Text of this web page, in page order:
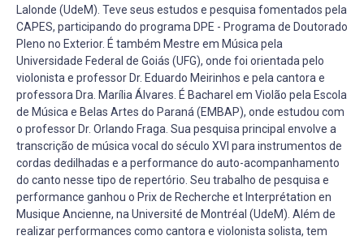
Lalonde (UdeM). Teve seus estudos e pesquisa fomentados pela
CAPES, participando do programa DPE - Programa de Doutorado
Pleno no Exterior. É também Mestre em Música pela
Universidade Federal de Goiás (UFG), onde foi orientada pelo
violonista e professor Dr. Eduardo Meirinhos e pela cantora e
professora Dra. Marília Álvares. É Bacharel em Violão pela Escola
de Música e Belas Artes do Paraná (EMBAP), onde estudou com
o professor Dr. Orlando Fraga. Sua pesquisa principal envolve a
transcrição de música vocal do século XVI para instrumentos de
cordas dedilhadas e a performance do auto-acompanhamento
do canto nesse tipo de repertório. Seu trabalho de pesquisa e
performance ganhou o Prix de Recherche et Interprétation en
Musique Ancienne, na Université de Montréal (UdeM). Além de
realizar performances como cantora e violonista solista, tem